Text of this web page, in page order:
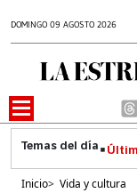
DOMINGO 09 AGOSTO 2026
Inicio> Vida y cultura